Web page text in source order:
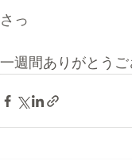
さっ
一週間ありがとう